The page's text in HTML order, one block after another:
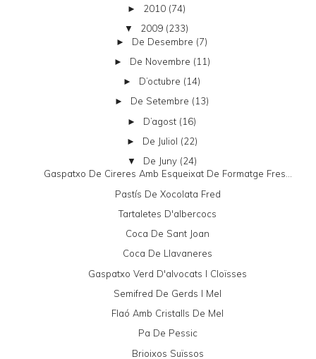
► 2010 (74)
▼ 2009 (233)
► De Desembre (7)
► De Novembre (11)
► D’octubre (14)
► De Setembre (13)
► D’agost (16)
► De Juliol (22)
▼ De Juny (24)
Gaspatxo De Cireres Amb Esqueixat De Formatge Fres...
Pastís De Xocolata Fred
Tartaletes D'albercocs
Coca De Sant Joan
Coca De Llavaneres
Gaspatxo Verd D'alvocats I Cloïsses
Semifred De Gerds I Mel
Flaó Amb Cristalls De Mel
Pa De Pessic
Brioixos Suïssos